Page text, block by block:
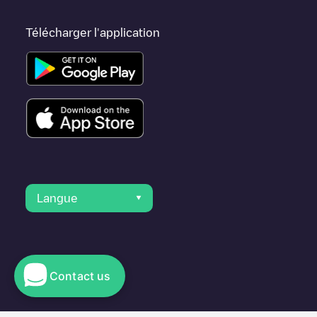
Télécharger l'application
Langue
© 2023 Electromaps
Contact us